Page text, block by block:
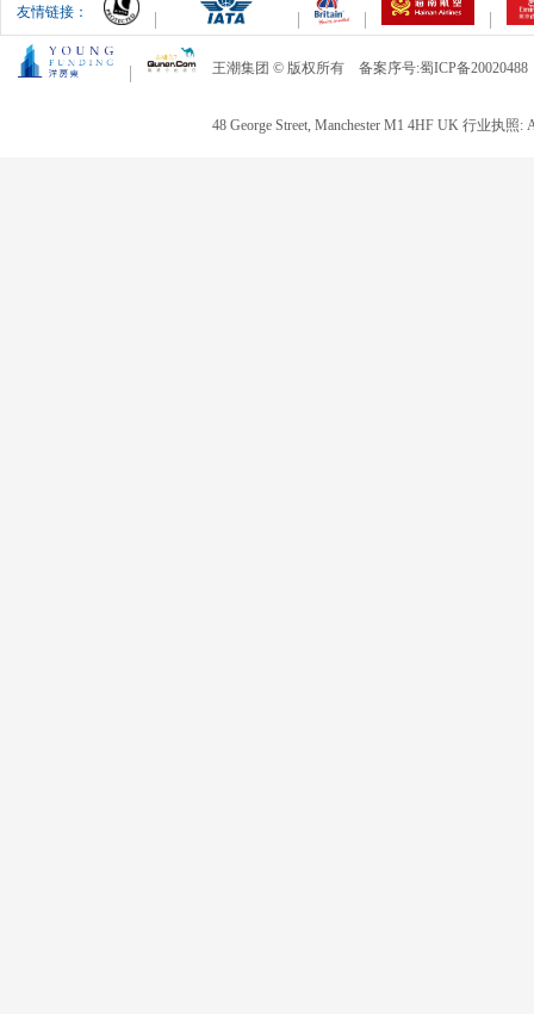
友情链接：
王潮集团 © 版权所有 备案序号:蜀ICP备20020488
48 George Street, Manchester M1 4HF UK 行业执照